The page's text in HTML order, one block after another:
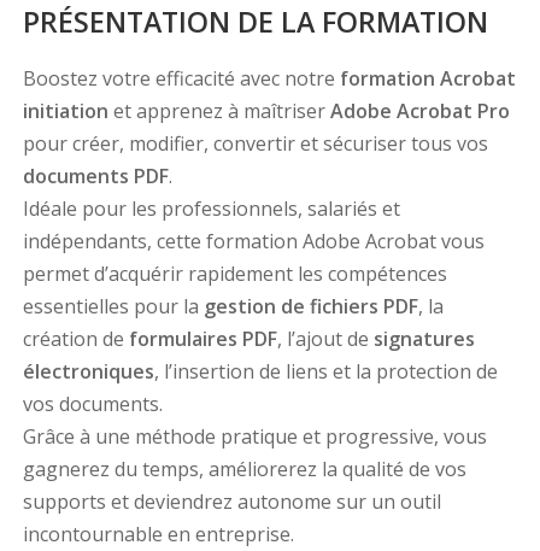
PRÉSENTATION DE LA FORMATION
Boostez votre efficacité avec notre formation Acrobat
initiation et apprenez à maîtriserAdobe Acrobat Pro
pour créer, modifier, convertir et sécuriser tous vos
documents PDF.
Idéale pour les professionnels, salariés et
indépendants, cette formation Adobe Acrobat vous
permet d’acquérir rapidement les compétences
essentielles pour la gestion de fichiers PDF, la
création de formulaires PDF, l’ajout de signatures
électroniques, l’insertion de liens et la protection de
vos documents.
Grâce à une méthode pratique et progressive, vous
gagnerez du temps, améliorerez la qualité de vos
supports et deviendrez autonome sur un outil
incontournable en entreprise.